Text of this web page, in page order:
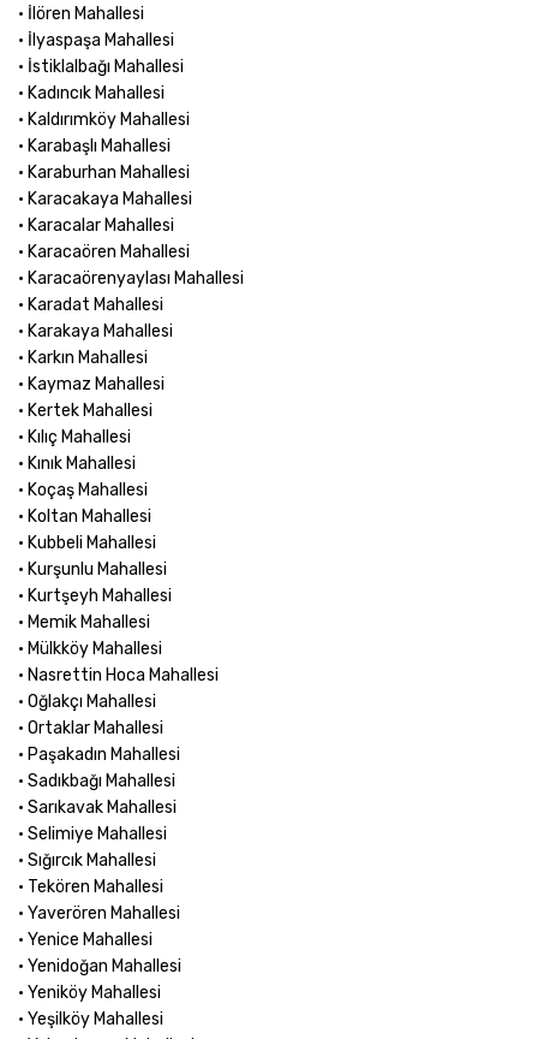
• İlören Mahallesi
• İlyaspaşa Mahallesi
• İstiklalbağı Mahallesi
• Kadıncık Mahallesi
• Kaldırımköy Mahallesi
• Karabaşlı Mahallesi
• Karaburhan Mahallesi
• Karacakaya Mahallesi
• Karacalar Mahallesi
• Karacaören Mahallesi
• Karacaörenyaylası Mahallesi
• Karadat Mahallesi
• Karakaya Mahallesi
• Karkın Mahallesi
• Kaymaz Mahallesi
• Kertek Mahallesi
• Kılıç Mahallesi
• Kınık Mahallesi
• Koçaş Mahallesi
• Koltan Mahallesi
• Kubbeli Mahallesi
• Kurşunlu Mahallesi
• Kurtşeyh Mahallesi
• Memik Mahallesi
• Mülkköy Mahallesi
• Nasrettin Hoca Mahallesi
• Oğlakçı Mahallesi
• Ortaklar Mahallesi
• Paşakadın Mahallesi
• Sadıkbağı Mahallesi
• Sarıkavak Mahallesi
• Selimiye Mahallesi
• Sığırcık Mahallesi
• Tekören Mahallesi
• Yaverören Mahallesi
• Yenice Mahallesi
• Yenidoğan Mahallesi
• Yeniköy Mahallesi
• Yeşilköy Mahallesi